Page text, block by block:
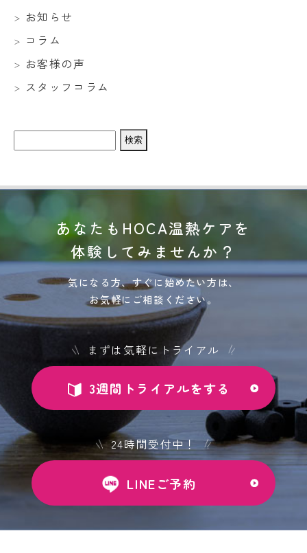
お知らせ
コラム
お客様の声
スタッフコラム
検
索:
あなたもHOCA温熱ケアを
体験してみませんか？
気になる方、すぐに始めたい方は、
お気軽にご相談ください。
まずは気軽にトライアル
3週間トライアルをする
24時間受付中！
LINEご予約